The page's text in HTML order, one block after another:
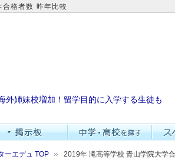
格者数 昨年比較
外姉妹校増加！留学目的に入学する生徒も
ーエデュ TOP 2019年 滝高等学校 青山学院大学